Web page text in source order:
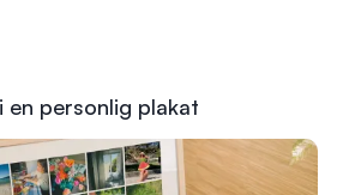
en personlig plakat